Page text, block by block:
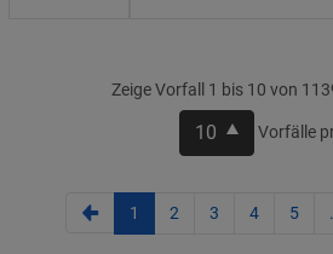
Zeige Vorfall 1 bis 10 von
10 Vorfälle
1 2 3 4 5